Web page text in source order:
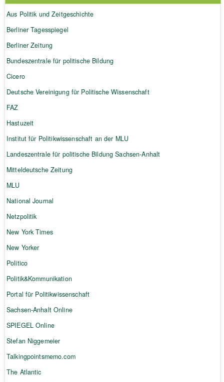
Aus Politik und Zeitgeschichte
Berliner Tagesspiegel
Berliner Zeitung
Bundeszentrale für politische Bildung
Cicero
Deutsche Vereinigung für Politische Wissenschaft
FAZ
Hastuzeit
Institut für Politikwissenschaft an der MLU
Landeszentrale für politische Bildung Sachsen-Anhalt
Mitteldeutsche Zeitung
MLU
National Journal
Netzpolitik
New York Times
New Yorker
Politico
Politik&Kommunikation
Portal für Politikwissenschaft
Sachsen-Anhalt Online
SPIEGEL Online
Stefan Niggemeier
Talkingpointsmemo.com
The Atlantic